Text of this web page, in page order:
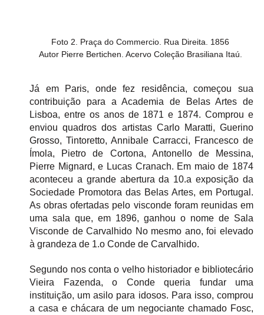
Foto 2. Praça do Commercio. Rua Direita. 1856
Autor Pierre Bertichen. Acervo Coleção Brasiliana Itaú.
Já em Paris, onde fez residência, começou sua
contribuição para a Academia de Belas Artes de
Lisboa, entre os anos de 1871 e 1874. Comprou e
enviou quadros dos artistas Carlo Maratti, Guerino
Grosso, Tintoretto, Annibale Carracci, Francesco de
Ímola, Pietro de Cortona, Antonello de Messina,
Pierre Mignard, e Lucas Cranach. Em maio de 1874
aconteceu a grande abertura da 10.a exposição da
Sociedade Promotora das Belas Artes, em Portugal.
As obras ofertadas pelo visconde foram reunidas em
uma sala que, em 1896, ganhou o nome de Sala
Visconde de Carvalhido No mesmo ano, foi elevado
à grandeza de 1.o Conde de Carvalhido.
Segundo nos conta o velho historiador e bibliotecário
Vieira Fazenda, o Conde queria fundar uma
instituição, um asilo para idosos. Para isso, comprou
a casa e chácara de um negociante chamado Fosc,